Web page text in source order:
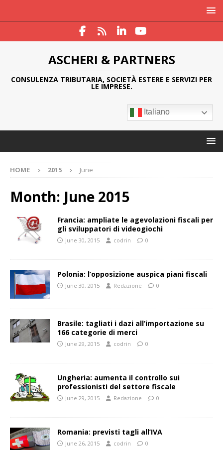
ASCHERI & PARTNERS
CONSULENZA TRIBUTARIA, SOCIETÀ ESTERE E SERVIZI PER
LE IMPRESE.
Italiano
HOME 2015 June
Month: June 2015
Francia: ampliate le agevolazioni fiscali per
gli sviluppatori di videogiochi
June 30, 2015 codrin 0
Polonia: l’opposizione auspica piani fiscali
June 30, 2015 Redazione 0
Brasile: tagliati i dazi all’importazione su
166 categorie di merci
June 29, 2015 codrin 0
Ungheria: aumenta il controllo sui
professionisti del settore fiscale
June 29, 2015 Redazione 0
Romania: previsti tagli all’IVA
June 26, 2015 codrin 0